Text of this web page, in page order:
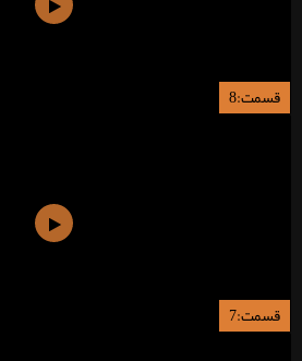
قسمت:8
قسمت:7